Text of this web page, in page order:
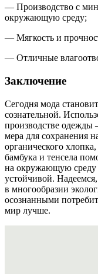
— Производство с
окружающую среду;
— Мягкость и
— Отличные
Заключение
Сегодня мода
сознательной.
производстве одежды
мера для сохранения
органического
бамбука и тенсела
на окружающую среду
устойчивой. Надеемся,
в многообразии
осознанными
мир лучше.